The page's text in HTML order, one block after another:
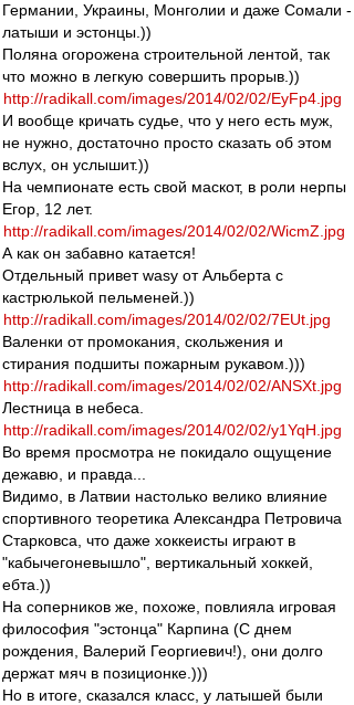
Германии, Украины, Монголии и даже Сомали -
латыши и эстонцы.))
Поляна огорожена строительной лентой, так
что можно в легкую совершить прорыв.))
http://radikall.com/images/2014/02/02/EyFp4.jpg
И вообще кричать судье, что у него есть муж,
не нужно, достаточно просто сказать об этом
вслух, он услышит.))
На чемпионате есть свой маскот, в роли нерпы
Егор, 12 лет.
http://radikall.com/images/2014/02/02/WicmZ.jpg
А как он забавно катается!
Отдельный привет wasy от Альберта с
кастрюлькой пельменей.))
http://radikall.com/images/2014/02/02/7EUt.jpg
Валенки от промокания, скольжения и
стирания подшиты пожарным рукавом.)))
http://radikall.com/images/2014/02/02/ANSXt.jpg
Лестница в небеса.
http://radikall.com/images/2014/02/02/y1YqH.jpg
Во время просмотра не покидало ощущение
дежавю, и правда...
Видимо, в Латвии настолько велико влияние
спортивного теоретика Александра Петровича
Старковса, что даже хоккеисты играют в
"кабычегоневышло", вертикальный хоккей,
ебта.))
На соперников же, похоже, повлияла игровая
философия "эстонца" Карпина (С днем
рождения, Валерий Георгиевич!), они долго
держат мяч в позиционке.)))
Но в итоге, сказался класс, у латышей были